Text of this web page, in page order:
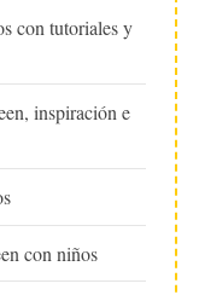
con tutoriales y
inspiración e
con niños